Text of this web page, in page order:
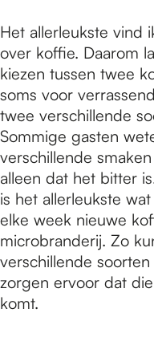
Het allerleukste vind
over koffie. Daarom
kiezen tussen twee
soms voor
twee verschillende
Sommige gasten
verschillende
alleen dat het bitter
is het allerleukste
elke week nieuwe
microbranderij. Zo
verschillende
zorgen ervoor dat
komt.